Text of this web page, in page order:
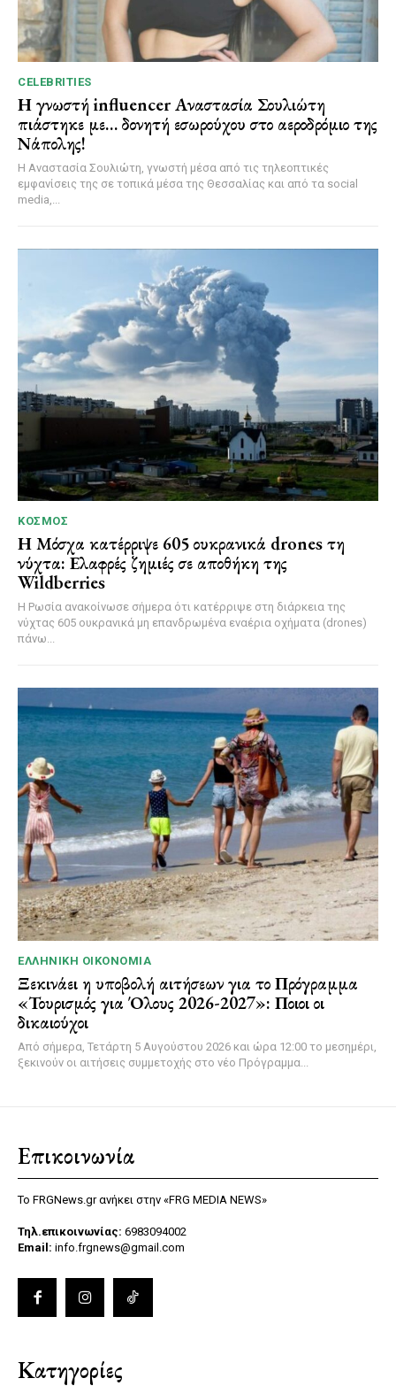
CELEBRITIES
Η γνωστή influencer Αναστασία Σουλιώτη
πιάστηκε με… δονητή εσωρούχου στο αεροδρόμιο της
Νάπολης!
Η Αναστασία Σουλιώτη, γνωστή μέσα από τις τηλεοπτικές
εμφανίσεις της σε τοπικά μέσα της Θεσσαλίας και από τα social
media,...
ΚΌΣΜΟΣ
Η Μόσχα κατέρριψε 605 ουκρανικά drones τη
νύχτα: Ελαφρές ζημιές σε αποθήκη της
Wildberries
Η Ρωσία ανακοίνωσε σήμερα ότι κατέρριψε στη διάρκεια της
νύχτας 605 ουκρανικά μη επανδρωμένα εναέρια οχήματα (drones)
πάνω...
ΕΛΛΗΝΙΚΉ ΟΙΚΟΝΟΜΊΑ
Ξεκινάει η υποβολή αιτήσεων για το Πρόγραμμα
«Τουρισμός για Όλους 2026-2027»: Ποιοι οι
δικαιούχοι
Από σήμερα, Τετάρτη 5 Αυγούστου 2026 και ώρα 12:00 το μεσημέρι,
ξεκινούν οι αιτήσεις συμμετοχής στο νέο Πρόγραμμα...
Επικοινωνία
Το FRGNews.gr ανήκει στην «FRG MEDIA NEWS»
Τηλ.επικοινωνίας: 6983094002
Email: info.frgnews@gmail.com
Κατηγορίες